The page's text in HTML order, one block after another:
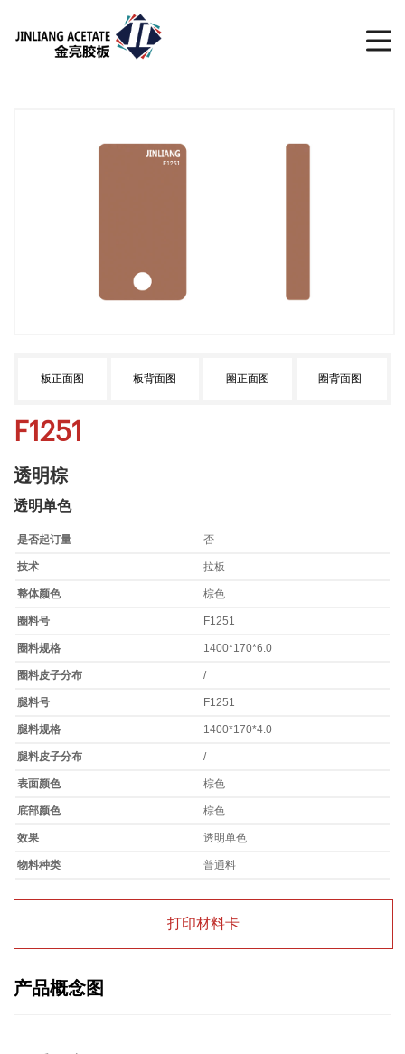
板正面图 板背面图 圈正面图 圈背面图
F1251
透明棕
透明单色
是否起订量 否
技术 拉板
整体颜色 棕色
圈料号 F1251
圈料规格 1400*170*6.0
圈料皮子分布 /
腿料号 F1251
腿料规格 1400*170*4.0
腿料皮子分布 /
表面颜色 棕色
底部颜色 棕色
效果 透明单色
物料种类 普通料
打印材料卡
产品概念图